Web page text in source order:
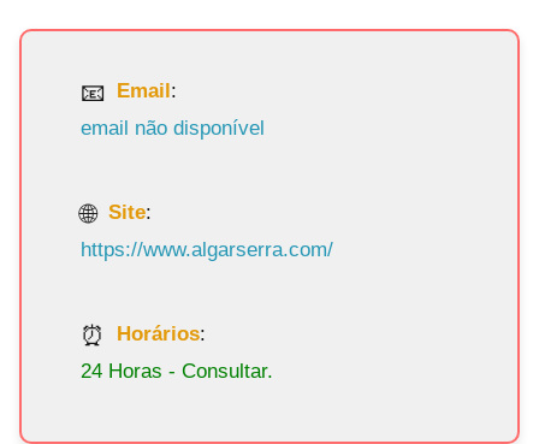
Email:
email não disponível
Site:
https://www.algarserra.com/
Horários:
24 Horas - Consultar.